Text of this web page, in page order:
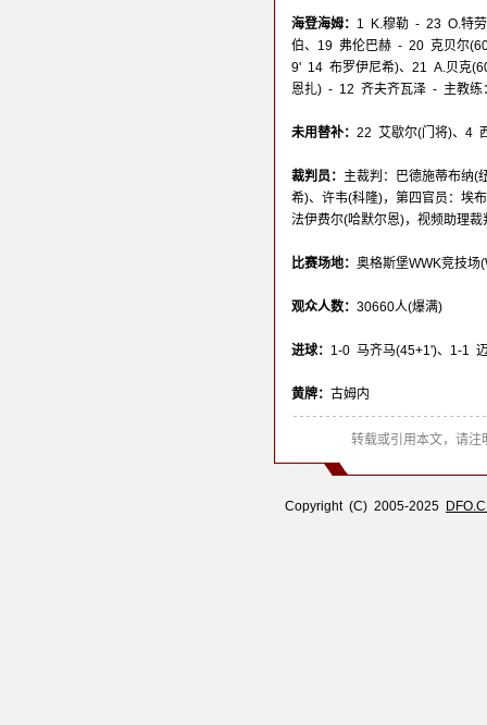
海登海姆： 1 K.穆勒 - 23 O.特
伯、19 弗伦巴赫 - 20 克贝尔
9' 14 布罗伊尼希)、21 A.贝克
恩扎) - 12 齐夫齐瓦泽 - 主教练
未用替补： 22 艾歇尔(门将)、4
裁判员： 主裁判：巴德施蒂布纳(
希)、许韦(科隆)，第四官员：埃
法伊费尔(哈默尔恩)，视频助理
比赛场地： 奥格斯堡WWK竞技场
观众人数： 30660人(爆满)
进球： 1-0 马齐马(45+1')、1-1
黄牌： 古姆内
转载或引用本文，请注
Copyright (C) 2005-2025